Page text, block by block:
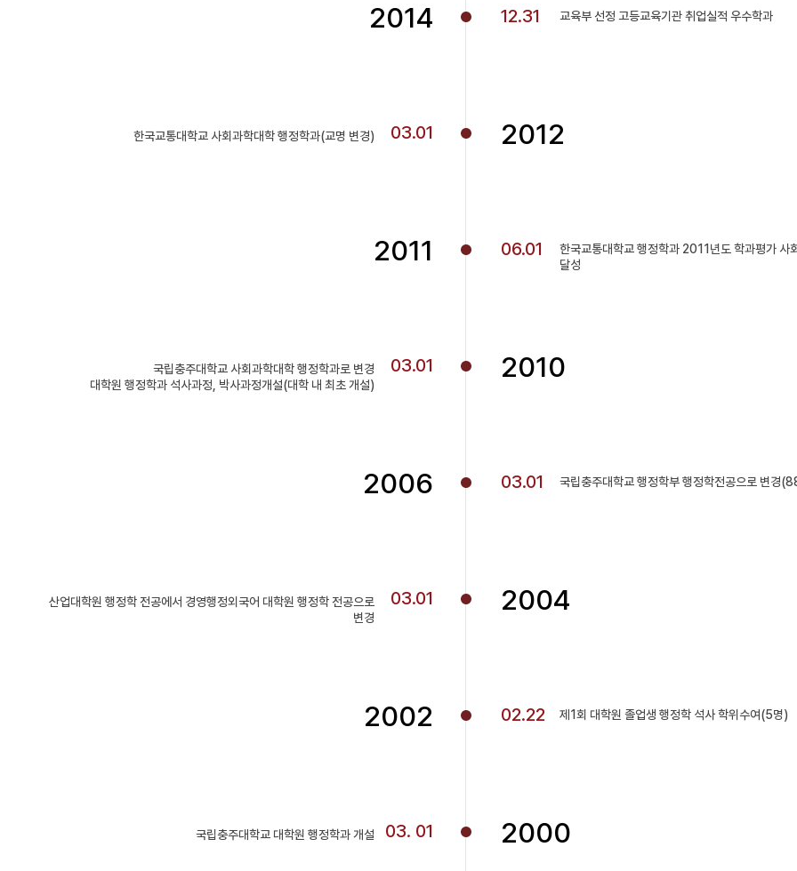
2014 12.31 교육부 선정 고등교육기관 취업실적 우수학과
2012
03.01
한국교통대학교 사회과학대학 행정학과(교명 변경)
2011 06.01
한국교통대학교 행정학과 2011년도 학과평가 사
달성
2010
03.01
국립충주대학교 사회과학대학 행정학과로 변경
대학원 행정학과 석사과정, 박사과정개설(대학 내 최초 개설)
2006 03.01 국립충주대학교 행정학부 행정학전공으로 변경
2004
03.01
산업대학원 행정학 전공에서 경영행정외국어 대학원 행정학 전공으로
변경
2002 02.22 제1회 대학원 졸업생 행정학 석사 학위수여(5명)
2000
03. 01
국립충주대학교 대학원 행정학과 개설